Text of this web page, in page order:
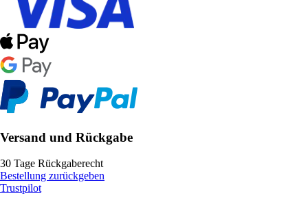
Versand und Rückgabe
30 Tage Rückgaberecht
Bestellung zurückgeben
Trustpilot